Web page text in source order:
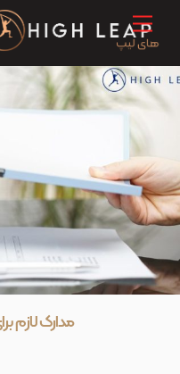
content
Menu
مدارک لازم